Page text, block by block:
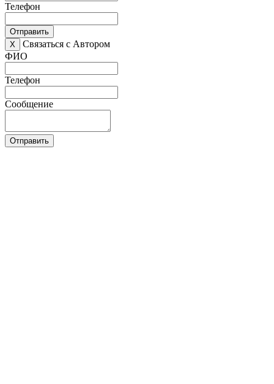
Телефон
Отправить
X
Связаться с Автором
ФИО
Телефон
Сообщение
Отправить